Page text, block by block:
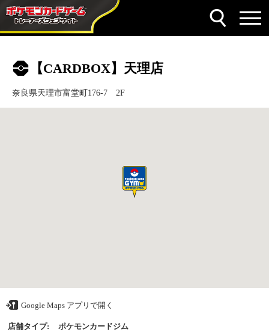
【CARDBOX】天理店
奈良県天理市富堂町176-7 2F
Google Maps アプリで開く
店舗タイプ: ポケモンカードジム